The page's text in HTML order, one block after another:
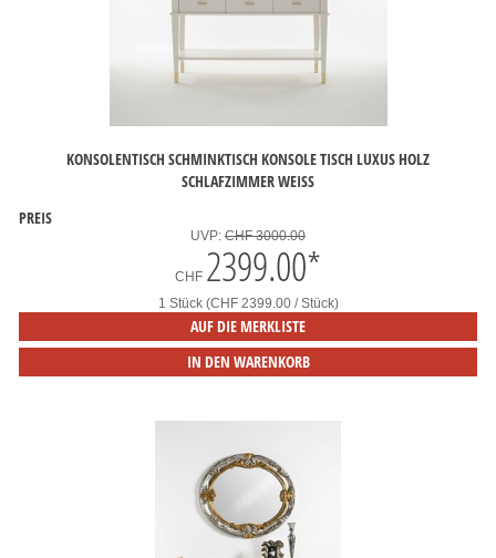
KONSOLENTISCH SCHMINKTISCH KONSOLE TISCH LUXUS HOLZ
SCHLAFZIMMER WEISS
PREIS
UVP: CHF 3000.00
CHF 2399.00*
1 Stück (CHF 2399.00 / Stück)
AUF DIE MERKLISTE
IN DEN WARENKORB